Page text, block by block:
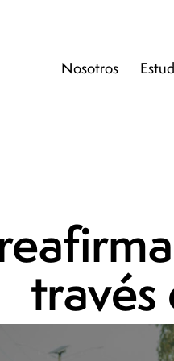
Nosotros
través